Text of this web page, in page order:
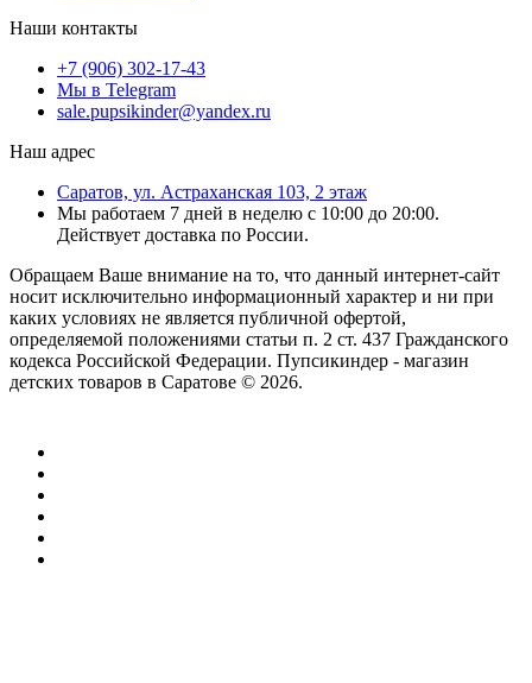
Наши контакты
+7 (906) 302-17-43
Мы в Telegram
sale.pupsikinder@yandex.ru
Наш адрес
Саратов, ул. Астраханская 103, 2 этаж
Мы работаем 7 дней в неделю с 10:00 до 20:00.
Действует доставка по России.
Обращаем Ваше внимание на то, что данный интернет-сайт
носит исключительно информационный характер и ни при
каких условиях не является публичной офертой,
определяемой положениями статьи п. 2 ст. 437 Гражданского
кодекса Российской Федерации. Пупсикиндер - магазин
детских товаров в Саратове © 2026.